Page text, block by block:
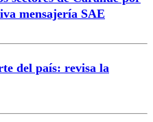
mensajería SAE
del país: revisa la